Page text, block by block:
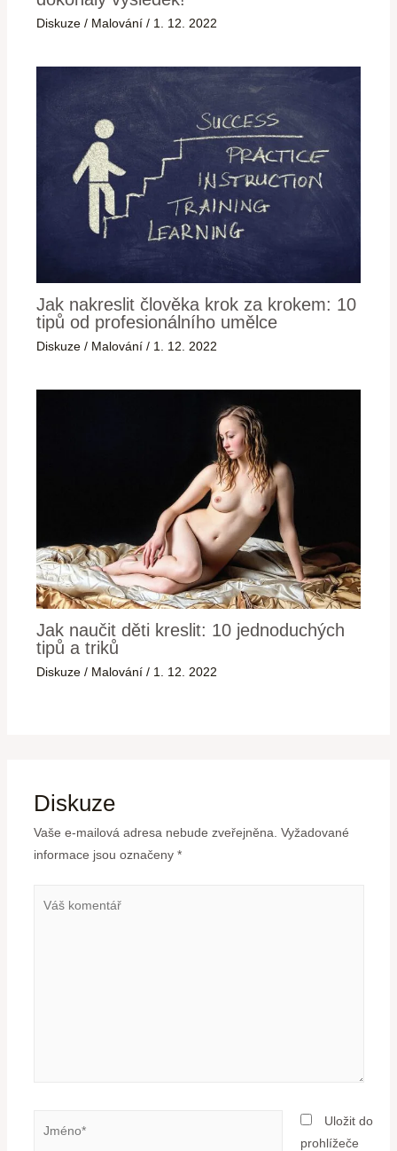
Diskuze / Malování / 1. 12. 2022
Jak nakreslit člověka krok za krokem: 10
tipů od profesionálního umělce
Diskuze / Malování / 1. 12. 2022
Jak naučit děti kreslit: 10 jednoduchých
tipů a triků
Diskuze / Malování / 1. 12. 2022
Diskuze
Vaše e-mailová adresa nebude zveřejněna. Vyžadované
informace jsou označeny *
Uložit do
prohlížeče